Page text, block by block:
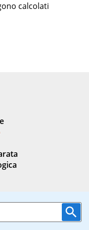
calcolati